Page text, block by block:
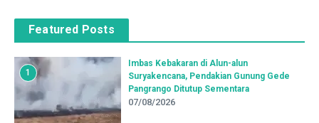
Featured Posts
1
Imbas Kebakaran di Alun-alun
Suryakencana, Pendakian Gunung Gede
Pangrango Ditutup Sementara
07/08/2026